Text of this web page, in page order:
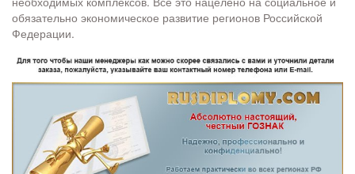
обязательно экономическое развитие регионов Российской
Федерации.